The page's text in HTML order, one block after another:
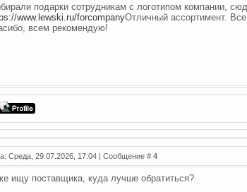
подарки сотрудникам с логотипом компании,
www.lewski.ru/forcompanyОтличный ассортимент.
всем рекомендую!
Среда, 29.07.2026, 17:04 | Сообщение #4
ищу поставщика, куда лучше обратиться?